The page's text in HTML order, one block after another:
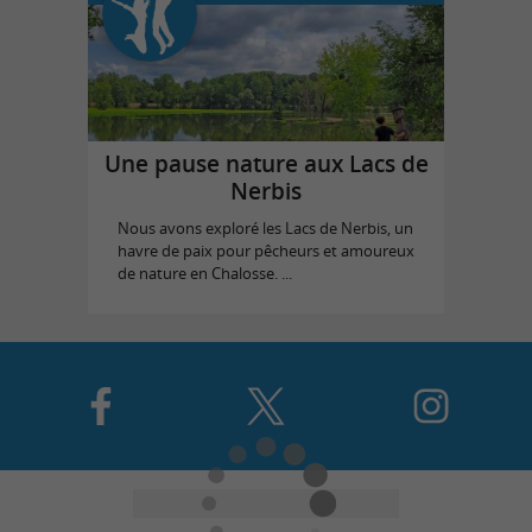
Une pause nature aux Lacs de
Nerbis
Nous avons exploré les Lacs de Nerbis, un
havre de paix pour pêcheurs et amoureux
de nature en Chalosse. ...